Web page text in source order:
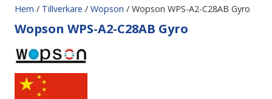
Hem / Tillverkare / Wopson / Wopson WPS-A2-C28AB Gyro
Wopson WPS-A2-C28AB Gyro